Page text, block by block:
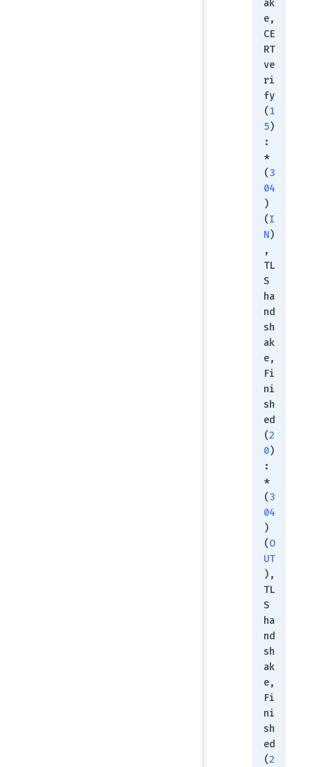
ak
e,
CE
RT
ve
ri
fy
(1
5)
:
*
(3
04
)
(I
N)
,
TL
S
ha
nd
sh
ak
e,
Fi
ni
sh
ed
(2
0)
:
*
(3
04
)
(O
UT
),
TL
S
ha
nd
sh
ak
e,
Fi
ni
sh
ed
(2